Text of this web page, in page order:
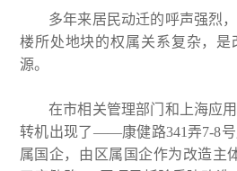
多年来居民动迁的呼声强烈，
楼所处地块的权属关系复杂，是
源。
在市相关管理部门和上海应用
转机出现了——康健路341弄7-8
属国企，由区属国企作为改造主